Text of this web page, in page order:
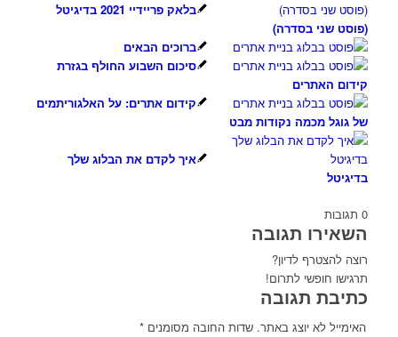
בלאק פריידיי 2021 בדיגיטל
(פוסט שני בסדרה)
ברוכים הבאים
סיכום השבוע החולף בגזרת
קידום האתרים
קידום אתרים: על האלגוריתמים
של גוגל מכמה נקודות מבט
איך לקדם את הבלוג שלך
בדיגיטל
0 תגובות
השאירו תגובה
רוצה להצטרף לדיון?
תרגישו חופשי לתרום!
כתיבת תגובה
האימייל לא יוצג באתר. שדות החובה מסומנים *